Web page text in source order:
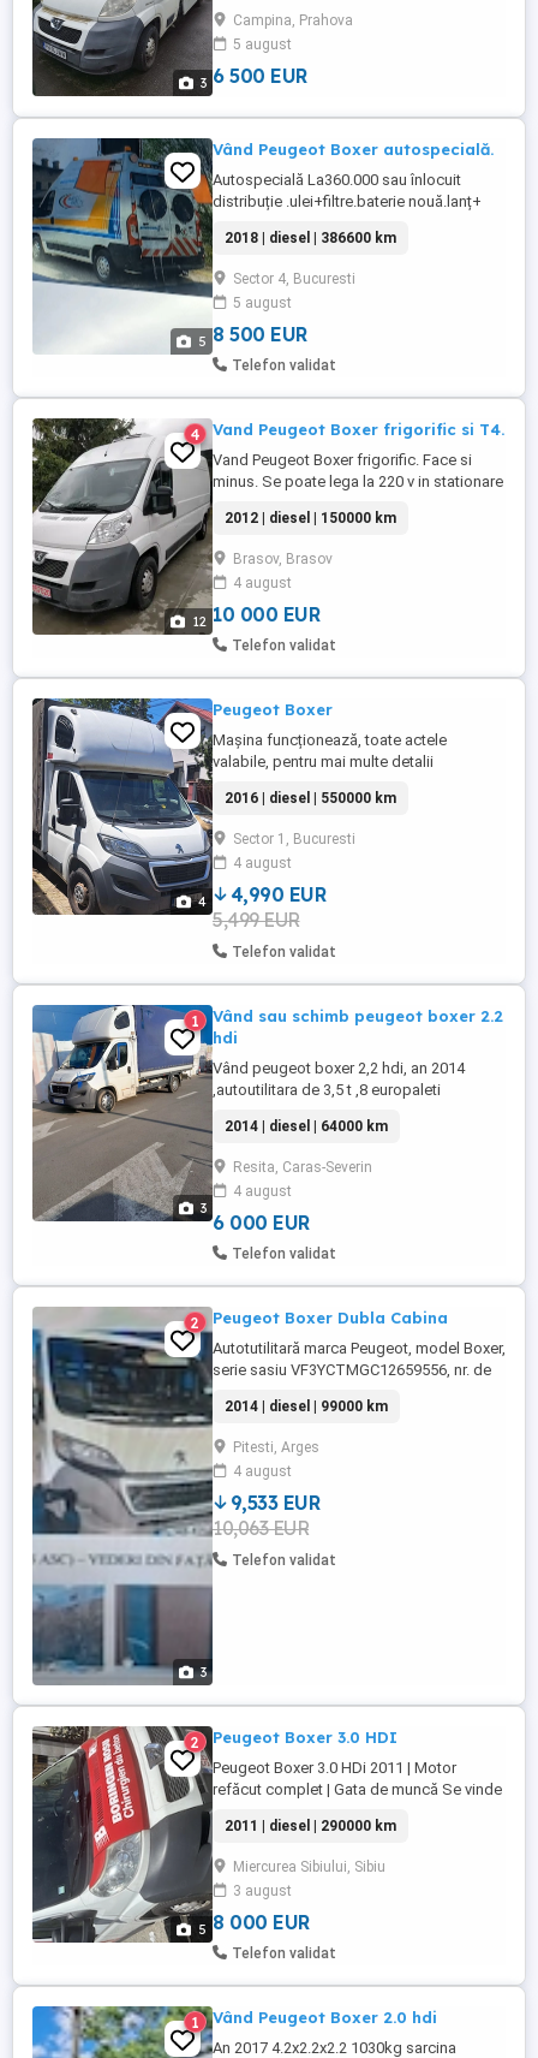
3
platforma 3 x 1.8 m, stare buna.
Campina, Prahova
5 august
6 500 EUR
5
Vând Peugeot Boxer autospecială.
Autospecială La360.000 sau înlocuit
distribuție .ulei+filtre.baterie nouă.lanț+
presiune..stație încărcare12-
24V..220V.panou electronic VPN..Stare
perfecta. accept unele schi.buri.
2018 | diesel | 386600 km
Sector 4, Bucuresti
5 august
8 500 EUR
Telefon validat
12
4 Vand Peugeot Boxer frigorific si T4.
Vand Peugeot Boxer frigorific. Face si
minus. Se poate lega la 220 v in stationare
T4 frigorific Ambele costa 10000 euro.
2012 | diesel | 150000 km
Brasov, Brasov
4 august
10 000 EUR
Telefon validat
4
Peugeot Boxer
Mașina funcționează, toate actele
valabile, pentru mai multe detalii
2016 | diesel | 550000 km
Sector 1, Bucuresti
4 august
4,990 EUR
5,499 EUR
Telefon validat
3
1
Vând sau schimb peugeot boxer 2.2
hdi
Vând peugeot boxer 2,2 hdi, an 2014
,autoutilitara de 3,5 t ,8 europaleti
2014 | diesel | 64000 km
Resita, Caras-Severin
4 august
6 000 EUR
Telefon validat
3
2 Peugeot Boxer Dubla Cabina
Autotutilitară marca Peugeot, model Boxer,
serie sasiu VF3YCTMGC12659556, nr. de
cmc, an fabricatie 2014, culoare alb, euro
5. Pretul nu contine tva. Masina se vinde in
procedura de insolventa. Pentru detalii
suplimentare ma puteti contacta la tel.
2014 | diesel | 99000 km
Pitesti, Arges
4 august
9,533 EUR
10,063 EUR
Telefon validat
5
2 Peugeot Boxer 3.0 HDI
Peugeot Boxer 3.0 HDi 2011 | Motor
refăcut complet | Gata de muncă Se vinde
fabricație 2011, în stare bună de
funcționare. Motor refăcut complet de la
0, are doar câteva sute de kilometri de la
reparație. Trage foarte bine și
funcționează fără probleme. ...
2011 | diesel | 290000 km
Miercurea Sibiului, Sibiu
3 august
8 000 EUR
Telefon validat
1 Vând Peugeot Boxer 2.0 hdi
An 2017 4.2x2.2x2.2 1030kg sarcina